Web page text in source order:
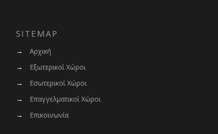
SITEMAP
→
Αρχική
→
Εξωτερικοί Χώροι
→
Εσωτερικοί Χώροι
→
Επαγγελματικοί Χώροι
→
Επικοινωνία